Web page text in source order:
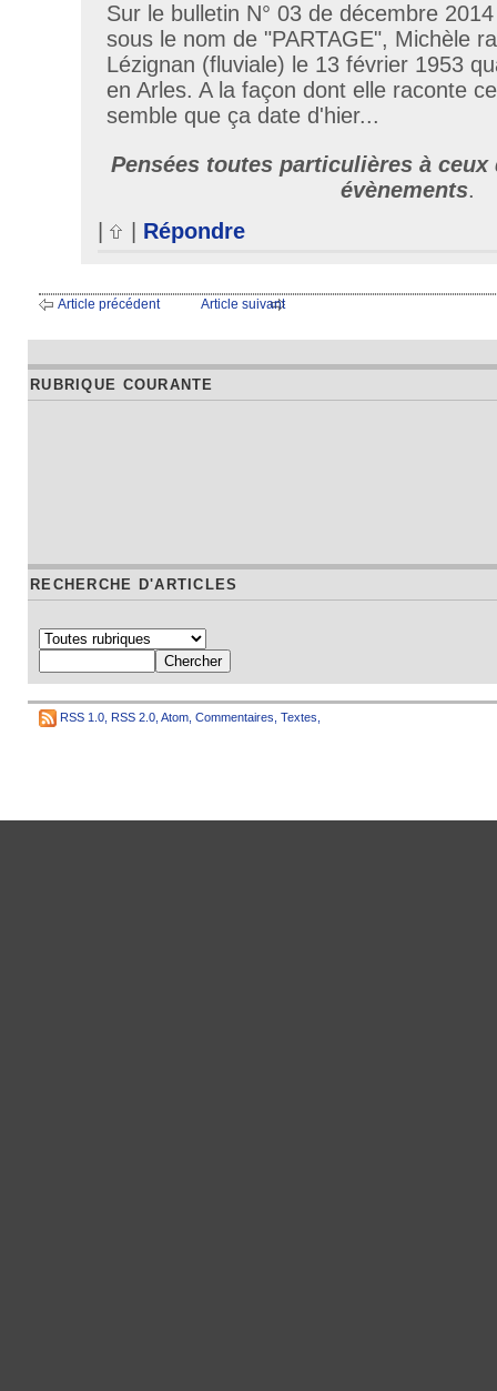
Sur le bulletin N° 03 de décembre
sous le nom de "PARTAGE", Michèle
Lézignan (fluviale) le 13 février 1953
en Arles. A la façon dont elle raconte
semble que ça date d'hier...
Pensées toutes particulières à
évènements.
|
Répondre
Article précédent Article suivant
RUBRIQUE COURANTE
RECHERCHE D'ARTICLES
RSS 1.0 RSS 2.0 Atom Commentaires Textes